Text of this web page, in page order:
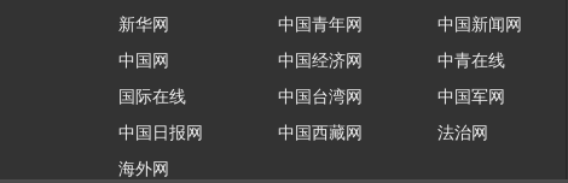
新华网
中国网
国际在线
中国日报网
海外网
中国青年网
中国经济网
中国台湾网
中国西藏网
中国新闻网
中青在线
中国军网
法治网